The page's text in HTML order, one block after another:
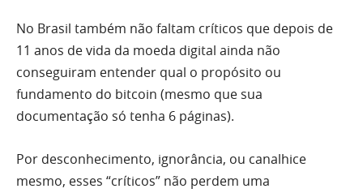
No Brasil também não faltam críticos que depois de
11 anos de vida da moeda digital ainda não
conseguiram entender qual o propósito ou
fundamento do bitcoin (mesmo que sua
documentação só tenha 6 páginas).
Por desconhecimento, ignorância, ou canalhice
mesmo, esses “críticos” não perdem uma